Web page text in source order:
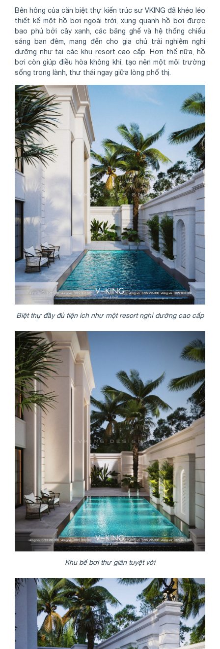
Bên hông của căn biệt thự kiến trúc sư VKING đã khéo léo
thiết kế một hồ bơi ngoài trời, xung quanh hồ bơi được
bao phủ bởi cây xanh, các băng ghế và hệ thống chiếu
sáng ban đêm, mang đến cho gia chủ trải nghiệm nghỉ
dưỡng như tại các khu resort cao cấp. Hơn thế nữa, hồ
bơi còn giúp điều hòa không khí, tạo nên một môi trường
sống trong lành, thư thái ngay giữa lòng phố thị.
Biệt thự đầy đủ tiện ích như một resort nghỉ dưỡng cao cấp
Khu bể bơi thư giãn tuyệt vời